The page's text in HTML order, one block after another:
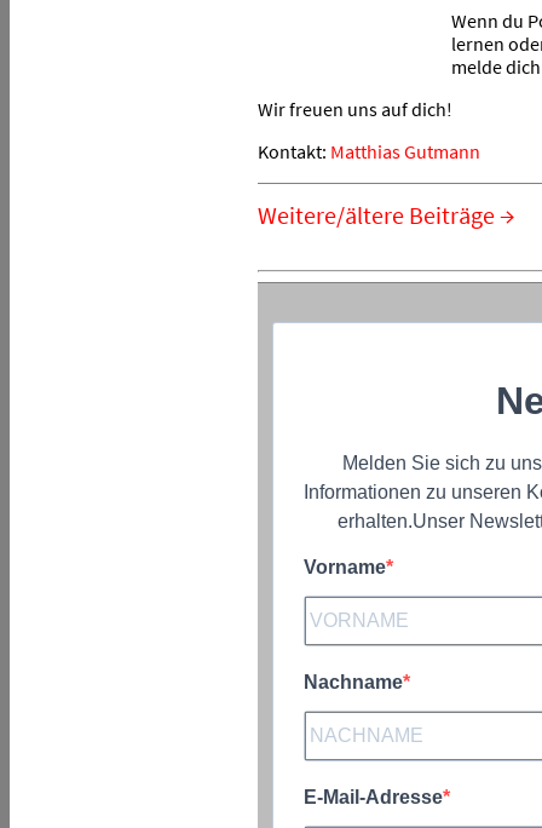
Wenn du
lernen
melde
Wir freuen uns auf dich!
Kontakt: Matthias Gutmann
Weitere/ältere Beiträge →
Melden Sie sich zu
Informationen zu unseren
erhalten.Unser
Vorname
Nachname
E-Mail-Adresse